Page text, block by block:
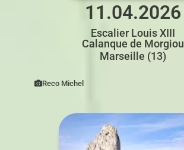
11.04.2026
Escalier Louis XIII
Calanque de Morgiou
Marseille (13)
Reco Michel